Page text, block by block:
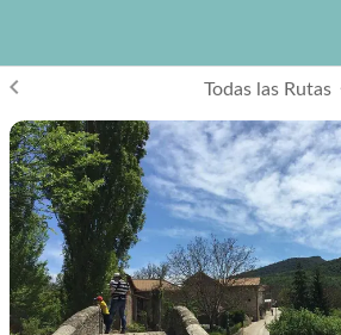
keyboard_arrow_left Todas las Rutas